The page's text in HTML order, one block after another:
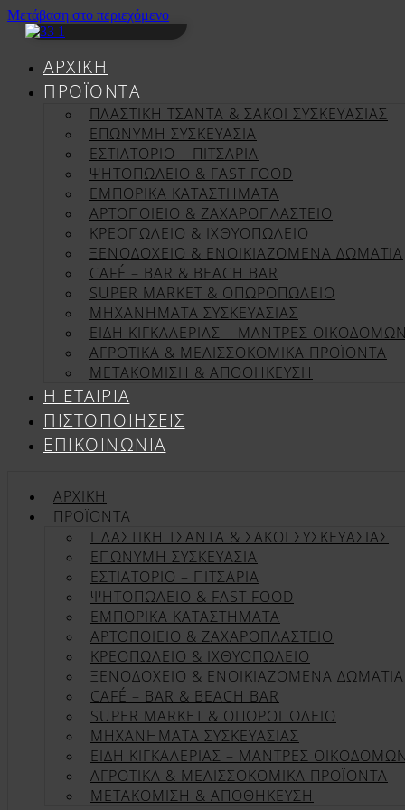
Μετάβαση στο περιεχόμενο
ΑΡΧΙΚΉ
ΠΡΟΪΌΝΤΑ
ΠΛΑΣΤΙΚΗ ΤΣΑΝΤΑ & ΣΑΚΟΙ ΣΥΣΚΕΥΑΣΙΑΣ
ΕΠΏΝΥΜΗ ΣΥΣΚΕΥΑΣΊΑ
ΕΣΤΙΑΤΟΡΙΟ – ΠΙΤΣΑΡΙΑ
ΨΗΤΟΠΩΛΕΙΟ & FAST FOOD
ΕΜΠΟΡΙΚΑ ΚΑΤΑΣΤΗΜΑΤΑ
ΑΡΤΟΠΟΙΕΙΟ & ΖΑΧΑΡΟΠΛΑΣΤΕΙΟ
ΚΡΕΟΠΩΛΕΙΟ & ΙΧΘΥΟΠΩΛΕΙΟ
ΞΕΝΟΔΟΧΕΙΟ & ΕΝΟΙΚΙΑΖΟΜΕΝΑ ΔΩΜΑΤΙΑ
CAFÉ – BAR & BEACH BAR
SUPER MARKET & ΟΠΩΡΟΠΩΛΕΙΟ
ΜΗΧΑΝΗΜΑΤΑ ΣΥΣΚΕΥΑΣΙΑΣ
ΕΙΔΗ ΚΙΓΚΑΛΕΡΙΑΣ – ΜΑΝΤΡΕΣ
ΑΓΡΟΤΙΚΑ & ΜΕΛΙΣΣΟΚΟΜΙΚΑ ΠΡΟΪΟΝΤΑ
ΜΕΤΑΚΟΜΙΣΗ & ΑΠΟΘΗΚΕΥΣΗ
Η ΕΤΑΙΡΊΑ
ΠΙΣΤΟΠΟΙΉΣΕΙΣ
ΕΠΙΚΟΙΝΩΝΊΑ
ΑΡΧΙΚΉ
ΠΡΟΪΌΝΤΑ
ΠΛΑΣΤΙΚΗ ΤΣΑΝΤΑ & ΣΑΚΟΙ ΣΥΣΚΕΥΑΣΙΑΣ
ΕΠΏΝΥΜΗ ΣΥΣΚΕΥΑΣΊΑ
ΕΣΤΙΑΤΟΡΙΟ – ΠΙΤΣΑΡΙΑ
ΨΗΤΟΠΩΛΕΙΟ & FAST FOOD
ΕΜΠΟΡΙΚΑ ΚΑΤΑΣΤΗΜΑΤΑ
ΑΡΤΟΠΟΙΕΙΟ & ΖΑΧΑΡΟΠΛΑΣΤΕΙΟ
ΚΡΕΟΠΩΛΕΙΟ & ΙΧΘΥΟΠΩΛΕΙΟ
ΞΕΝΟΔΟΧΕΙΟ & ΕΝΟΙΚΙΑΖΟΜΕΝΑ ΔΩΜΑΤΙΑ
CAFÉ – BAR & BEACH BAR
SUPER MARKET & ΟΠΩΡΟΠΩΛΕΙΟ
ΜΗΧΑΝΗΜΑΤΑ ΣΥΣΚΕΥΑΣΙΑΣ
ΕΙΔΗ ΚΙΓΚΑΛΕΡΙΑΣ – ΜΑΝΤΡΕΣ
ΑΓΡΟΤΙΚΑ & ΜΕΛΙΣΣΟΚΟΜΙΚΑ ΠΡΟΪΟΝΤΑ
ΜΕΤΑΚΟΜΙΣΗ & ΑΠΟΘΗΚΕΥΣΗ